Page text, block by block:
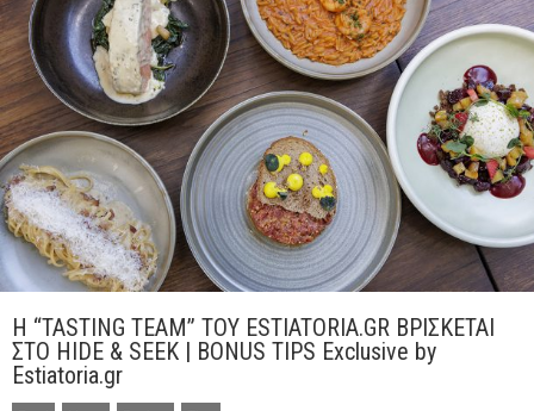
γαστρονομίας. […]
Η “TASTING TEAM” ΤΟΥ ESTIATORIA.GR ΒΡΙΣΚΕΤΑΙ
ΣΤΟ HIDE & SEEK | BONUS TIPS Exclusive by
Estiatoria.gr